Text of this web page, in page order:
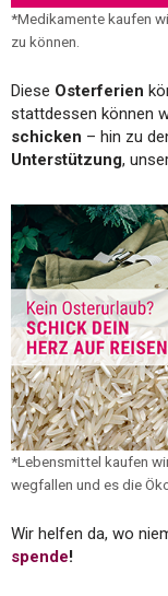
*Medikamente kaufen
zu können.
Diese Osterferien
stattdessen können
schicken – hin zu
Unterstützung,
*Lebensmittel kaufen
wegfallen und es die
Wir helfen da, wo
spende!